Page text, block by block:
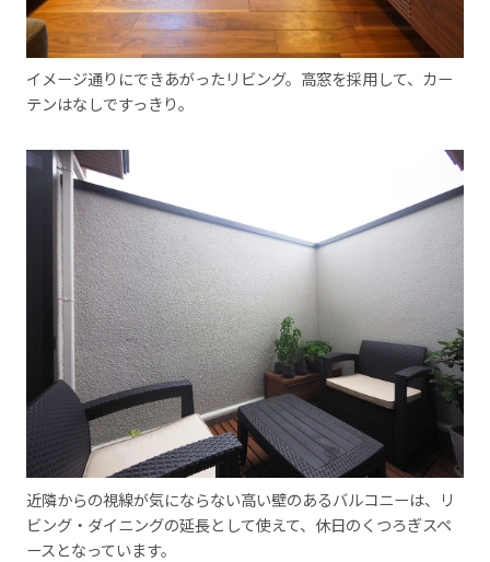
イメージ通りにできあがったリビング。高窓を採用して、カー
テンはなしですっきり。
近隣からの視線が気にならない高い壁のあるバルコニーは、リ
ビング・ダイニングの延長として使えて、休日のくつろぎスペ
ースとなっています。